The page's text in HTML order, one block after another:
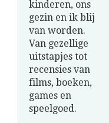
kinderen, ons
gezin en ik blij
van worden.
Van gezellige
uitstapjes tot
recensies van
films, boeken,
games en
speelgoed.